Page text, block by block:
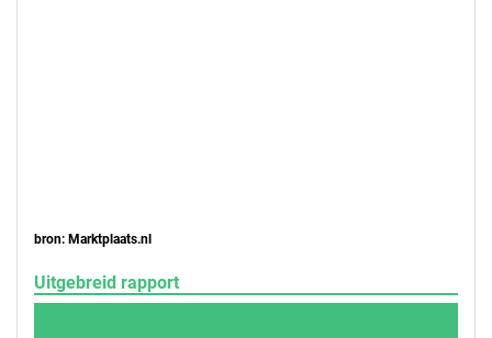
bron: Marktplaats.nl
Uitgebreid rapport